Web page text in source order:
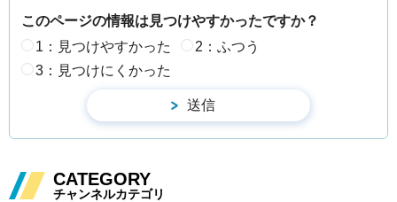
このページの情報は見つけやすかったですか？
1：見つけやすかった
2：ふつう
3：見つけにくかった
CATEGORY
チャンネルカテゴリ